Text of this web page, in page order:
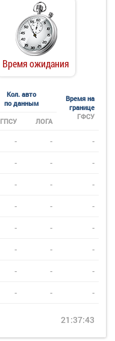
Время ожидания
Кол. авто
по данным
Время на
границе
ГФСУ
ГПСУ ЛОГА
- - -
- - -
- - -
- - -
- - -
- - -
- - -
- - -
21:37:43